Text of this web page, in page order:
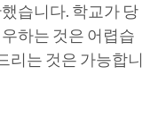
습니다. 학교가 당
하는 것은 어렵습
리는 것은 가능합니